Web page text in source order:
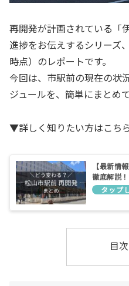
再開発が計画されている「
進捗をお伝えするシリーズ
時点）のレポートです。
今回は、市駅前の現在の状
ジュールを、簡単にまとめ
▼詳しく知りたい方はこち
【最新情
徹底解説
捗は？
目次